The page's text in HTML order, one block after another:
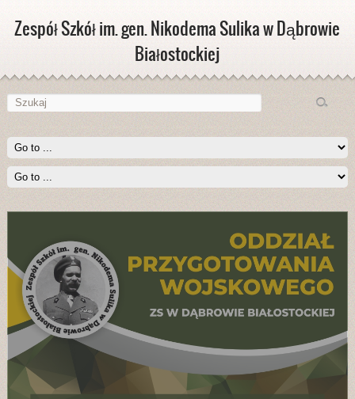
Zespół Szkół im. gen. Nikodema Sulika w Dąbrowie
Białostockiej